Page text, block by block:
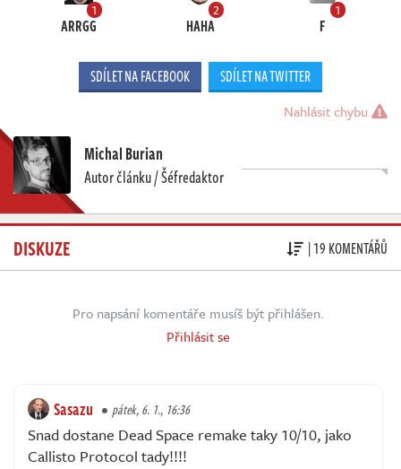
1
ARRGG
2
HAHA
1
F
SDÍLET NA FACEBOOK SDÍLET NA TWITTER
Nahlásit chybu
Michal Burian
Autor článku / Šéfredaktor
DISKUZE | 19 KOMENTÁŘŮ
Pro napsání komentáře musíš být přihlášen.
Přihlásit se
Sasazu pátek, 6. 1., 16:36
Snad dostane Dead Space remake taky 10/10, jako
Callisto Protocol tady!!!!